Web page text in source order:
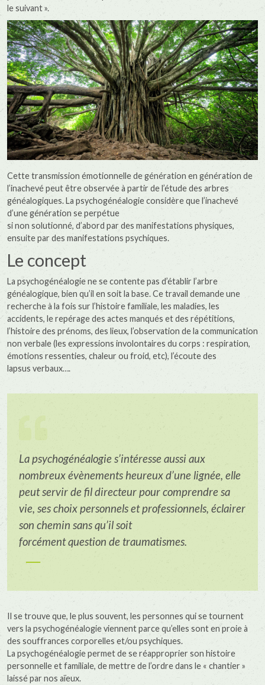
le suivant ».
Cette transmission émotionnelle de génération en génération de
l’inachevé peut être observée à partir de l’étude des arbres
généalogiques. La psychogénéalogie considère que l’inachevé
d’une génération se perpétue
si non solutionné, d’abord par des manifestations physiques,
ensuite par des manifestations psychiques.
Le concept
La psychogénéalogie ne se contente pas d’établir l’arbre
généalogique, bien qu’il en soit la base. Ce travail demande une
recherche à la fois sur l’histoire familiale, les maladies, les
accidents, le repérage des actes manqués et des répétitions,
l’histoire des prénoms, des lieux, l’observation de la communication
non verbale (les expressions involontaires du corps : respiration,
émotions ressenties, chaleur ou froid, etc), l’écoute des
lapsus verbaux….
La psychogénéalogie s’intéresse aussi aux
nombreux évènements heureux d’une lignée, elle
peut servir de fil directeur pour comprendre sa
vie, ses choix personnels et professionnels, éclairer
son chemin sans qu’il soit
forcément question de traumatismes.
Il se trouve que, le plus souvent, les personnes qui se tournent
vers la psychogénéalogie viennent parce qu’elles sont en proie à
des souffrances corporelles et/ou psychiques.
La psychogénéalogie permet de se réapproprier son histoire
personnelle et familiale, de mettre de l’ordre dans le « chantier »
laissé par nos aïeux.